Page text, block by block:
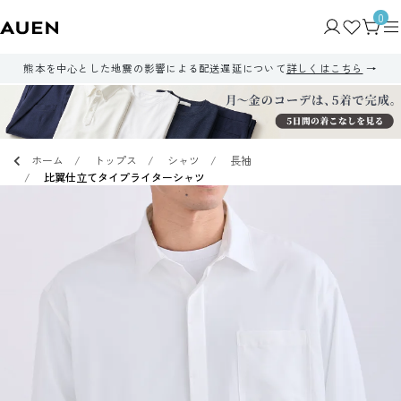
0
熊本を中心とした地震の影響による配送遅延について詳しくはこちら
ホーム トップス シャツ
長袖
比翼仕立てタイプライターシャツ